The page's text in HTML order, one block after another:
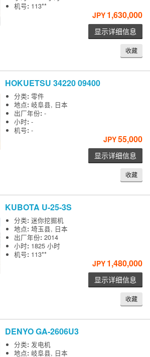
机号: 113**
JPY 1,630,000
显示详细信息
收藏
HOKUETSU34220 09400
分类:零件
地点:岐阜县, 日本
出厂年份:-
小时:-
机号:-
JPY55,000
显示详细信息
收藏
KUBOTA U-25-3S
分类:迷你挖掘机
地点:埼玉县, 日本
出厂年份:2014
小时: 1825 小时
机号: 113**
JPY 1,480,000
显示详细信息
收藏
DENYOGA-2606U3
分类: 发电机
地点:岐阜县, 日本